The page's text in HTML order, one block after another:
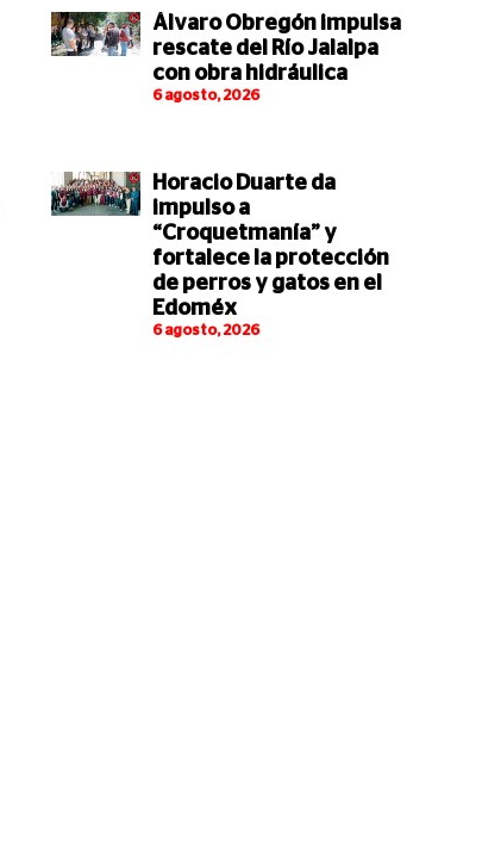
Álvaro Obregón impulsa
rescate del Río Jalalpa
con obra hidráulica
6 agosto, 2026
Horacio Duarte da
impulso a
“Croquetmanía” y
fortalece la protección
de perros y gatos en el
Edoméx
6 agosto, 2026